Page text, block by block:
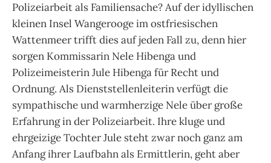
Polizeiarbeit als Familiensache? Auf der idyllischen
kleinen Insel Wangerooge im ostfriesischen
Wattenmeer trifft dies auf jeden Fall zu, denn hier
sorgen Kommissarin Nele Hibenga und
Polizeimeisterin Jule Hibenga für Recht und
Ordnung. Als Dienststellenleiterin verfügt die
sympathische und warmherzige Nele über große
Erfahrung in der Polizeiarbeit. Ihre kluge und
ehrgeizige Tochter Jule steht zwar noch ganz am
Anfang ihrer Laufbahn als Ermittlerin, geht aber